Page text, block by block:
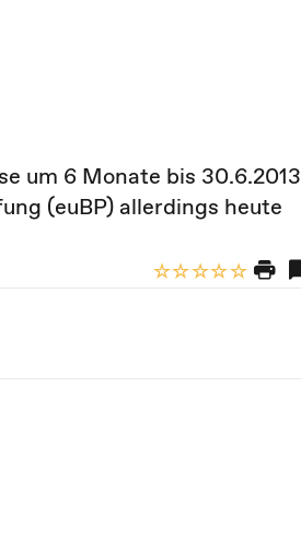
um 6 Monate bis 30.6.2013
(euBP) allerdings heute